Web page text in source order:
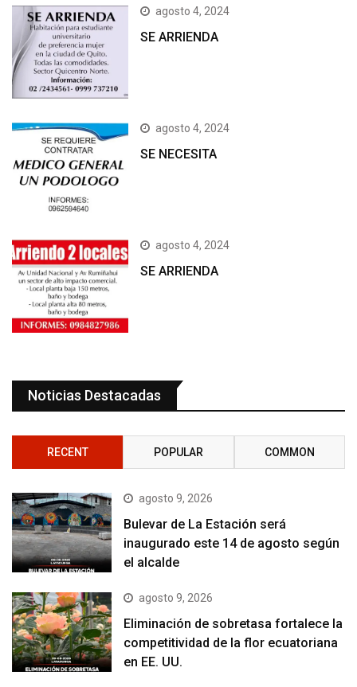
agosto 4, 2024
SE ARRIENDA
agosto 4, 2024
SE NECESITA
agosto 4, 2024
SE ARRIENDA
Noticias Destacadas
RECENT POPULAR COMMON
agosto 9, 2026
Bulevar de La Estación será
inaugurado este 14 de agosto según
el alcalde
agosto 9, 2026
Eliminación de sobretasa fortalece la
competitividad de la flor ecuatoriana
en EE. UU.